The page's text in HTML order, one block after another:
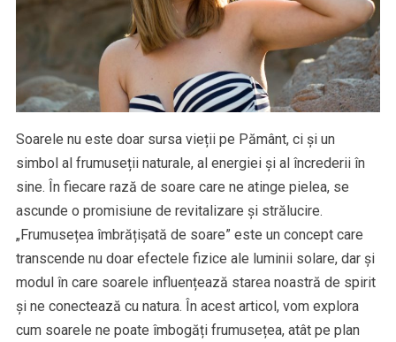
Soarele nu este doar sursa vieții pe Pământ, ci și un
simbol al frumuseții naturale, al energiei și al încrederii în
sine. În fiecare rază de soare care ne atinge pielea, se
ascunde o promisiune de revitalizare și strălucire.
„Frumusețea îmbrățișată de soare” este un concept care
transcende nu doar efectele fizice ale luminii solare, dar și
modul în care soarele influențează starea noastră de spirit
și ne conectează cu natura. În acest articol, vom explora
cum soarele ne poate îmbogăți frumusețea, atât pe plan